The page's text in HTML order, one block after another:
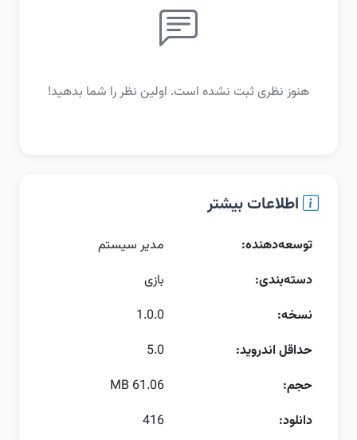
هنوز نظری ثبت نشده است. اولین نظر را شما بدهید!
اطلاعات بیشتر
توسعه‌دهنده:
مدیر سیستم
دسته‌بندی:
بازی
نسخه:
1.0.0
حداقل اندروید:
5.0
حجم:
61.06 MB
دانلود:
416